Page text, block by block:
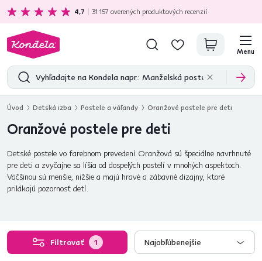
Ekologická doprava zadarmo nad 199 €
4,7 31 157 overených produktových recenzií
Menu
Úvod Detská izba Postele a váľandy Oranžové postele pre deti
Oranžové postele pre deti
Detské postele vo farebnom prevedení Oranžová sú špeciálne navrhnuté
pre deti a zvyčajne sa líšia od dospelých postelí v mnohých aspektoch.
Väčšinou sú menšie, nižšie a majú hravé a zábavné dizajny, ktoré
prilákajú pozornosť detí.
Filtrovať 1 Najobľúbenejšie